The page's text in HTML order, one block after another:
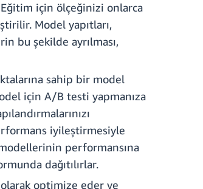
için ölçeğinizi onlarca
Model yapıtları,
bu şekilde ayrılması,
sahip bir model
için A/B testi yapmanıza
iyileştirmesiyle
performansına
dağıtılırlar.
optimize eder ve